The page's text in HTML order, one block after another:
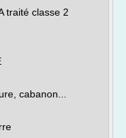
traité classe 2
cabanon...